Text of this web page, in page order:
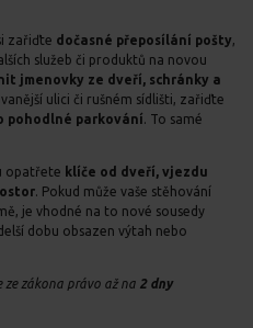
zařiďte dočasné přeposílání pošty,
služeb či produktů na novou
jmenovky ze dveří, schránky a
ulici či rušném sídlišti, zařiďte
pohodlné parkování. To samé
opatřete klíče od dveří, vjezdu
. Pokud může vaše stěhování
je vhodné na to nové sousedy
dobu obsazen výtah nebo
zákona právo až na 2 dny